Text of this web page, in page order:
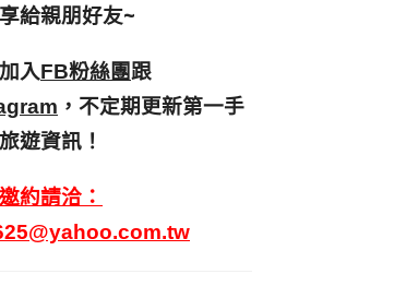
給親朋好友~
入FB粉絲團跟
，不定期更新第一手
遊資訊！
約請洽：